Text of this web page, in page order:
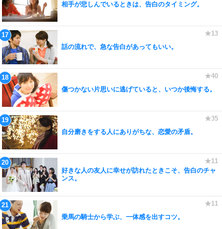
相手が悲しんでいるときは、告白のタイミング。
話の流れで、急な告白があってもいい。
傷つかない片思いに逃げていると、いつか後悔する。
自分磨きをする人にありがちな、恋愛の矛盾。
好きな人の友人に幸せが訪れたときこそ、告白のチャ
ンス。
乗馬の騎士から学ぶ、一体感を出すコツ。